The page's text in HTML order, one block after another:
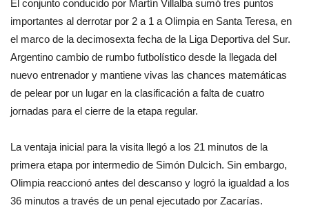
El conjunto conducido por Martín Villalba sumó tres puntos
importantes al derrotar por 2 a 1 a Olimpia en Santa Teresa, en
el marco de la decimosexta fecha de la Liga Deportiva del Sur.
Argentino cambio de rumbo futbolístico desde la llegada del
nuevo entrenador y mantiene vivas las chances matemáticas
de pelear por un lugar en la clasificación a falta de cuatro
jornadas para el cierre de la etapa regular.
La ventaja inicial para la visita llegó a los 21 minutos de la
primera etapa por intermedio de Simón Dulcich. Sin embargo,
Olimpia reaccionó antes del descanso y logró la igualdad a los
36 minutos a través de un penal ejecutado por Zacarías.